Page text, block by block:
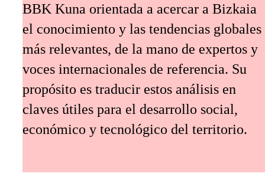
BBK Kuna orientada a acercar a Bizkaia
el conocimiento y las tendencias globales
más relevantes, de la mano de expertos y
voces internacionales de referencia. Su
propósito es traducir estos análisis en
claves útiles para el desarrollo social,
económico y tecnológico del territorio.